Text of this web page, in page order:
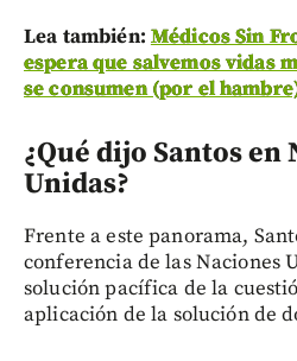
Lea también: Médicos Sin
espera que salvemos vidas
se consumen (por el
¿Qué dijo Santos en
Unidas?
Frente a este panorama,
conferencia de las Naciones
solución pacífica de la
aplicación de la solución de